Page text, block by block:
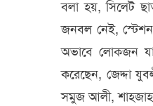
বলা হয়, সিলেট
জনবল নেই, স্টেশন
অভাবে লোকজন
করেছেন, জেদ্দা
সমুজ আলী,